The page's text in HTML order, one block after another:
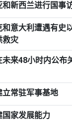
新西兰进行国事
意大利遭遇有史
救灾
来48小时内公布
常驻军事基地
家发展能力